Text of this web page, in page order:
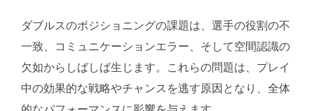
ダブルスのポジショニングの課題は、選手の役割の不
一致、コミュニケーションエラー、そして空間認識の
欠如からしばしば生じます。これらの問題は、プレイ
中の効果的な戦略やチャンスを逃す原因となり、全体